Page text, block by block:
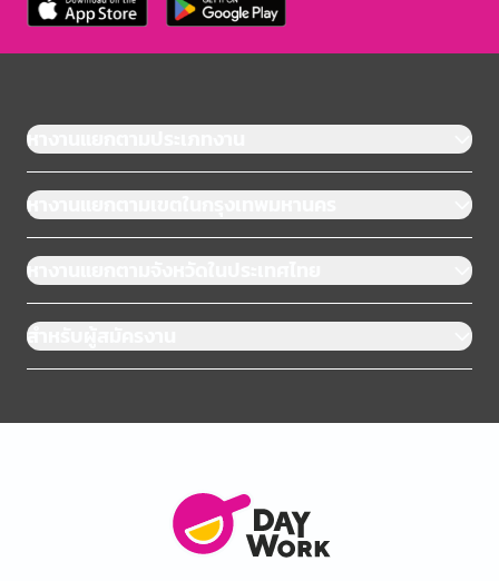
หางานแยกตามประเภทงาน
หางานแยกตามเขตในกรุงเทพมหานคร
หางานแยกตามจังหวัดในประเทศไทย
สำหรับผู้สมัครงาน